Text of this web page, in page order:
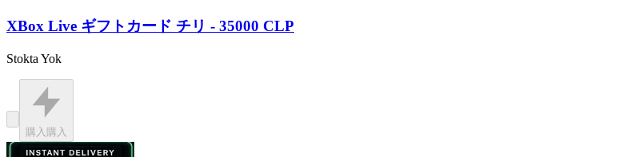
XBox Live ギフトカード チリ - 35000 CLP
Stokta Yok
購入 購入